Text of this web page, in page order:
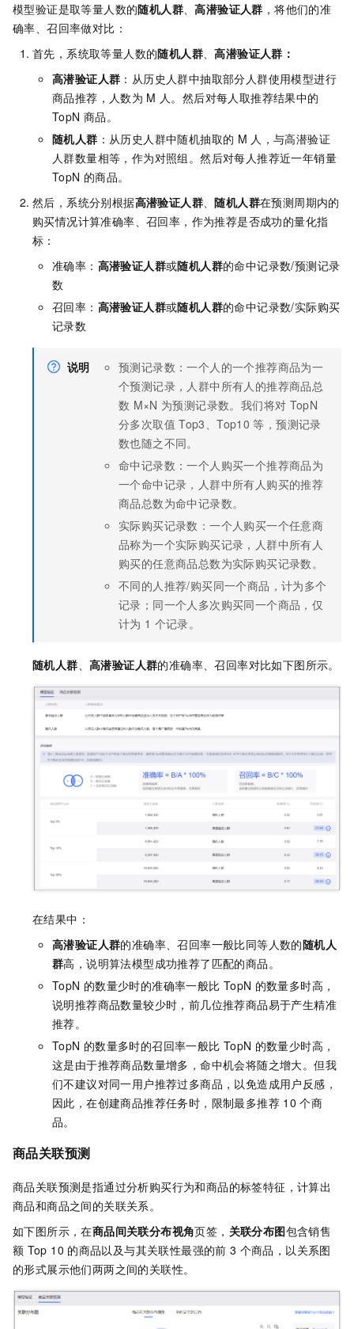
模型验证是取等量人数的随机人群、高潜验证人群 ，将他们的准
确率、召回率做对比：
首先，系统取等量人数的随机人群、高潜验证人群：
高潜验证人群 ：从历史人群中抽取部分人群使用模型进行
商品推荐，人数为 M 人。然后对每人取推荐结果中的
TopN 商品。
随机人群 ：从历史人群中随机抽取的 M 人，与高潜验证
人群数量相等，作为对照组。然后对每人推荐近一年销量
TopN 的商品。
然后，系统分别根据高潜验证人群、随机人群在预测周期内的
购买情况计算准确率、召回率，作为推荐是否成功的量化指
标：
准确率： 高潜验证人群或随机人群的命中记录数/预测记录
数
召回率： 高潜验证人群或随机人群的命中记录数/实际购买
记录数
说明
预测记录数：一个人的一个推荐商品为一
个预测记录，人群中所有人的推荐商品总
数 M×N 为预测记录数。我们将对 TopN
分多次取值 Top3、Top10 等，预测记录
数也随之不同。
命中记录数：一个人购买一个推荐商品为
一个命中记录，人群中所有人购买的推荐
商品总数为命中记录数。
实际购买记录数：一个人购买一个任意商
品称为一个实际购买记录，人群中所有人
购买的任意商品总数为实际购买记录数。
不同的人推荐/购买同一个商品，计为多个
记录；同一个人多次购买同一个商品，仅
计为 1 个记录。
随机人群、高潜验证人群的准确率、召回率对比如下图所示。
在结果中：
高潜验证人群的准确率、召回率一般比同等人数的随机人
群高，说明算法模型成功推荐了匹配的商品。
TopN 的数量少时的准确率一般比 TopN 的数量多时高，
说明推荐商品数量较少时，前几位推荐商品易于产生精准
推荐。
TopN 的数量多时的召回率一般比 TopN 的数量少时高，
这是由于推荐商品数量增多，命中机会将随之增大。但我
们不建议对同一用户推荐过多商品，以免造成用户反感，
因此，在创建商品推荐任务时，限制最多推荐 10 个商
品。
商品关联预测
商品关联预测是指通过分析购买行为和商品的标签特征，计算出
商品和商品之间的关联关系。
如下图所示，在商品间关联分布视角页签， 关联分布图包含销售
额 Top 10 的商品以及与其关联性最强的前 3 个商品，以关系图
的形式展示他们两两之间的关联性。